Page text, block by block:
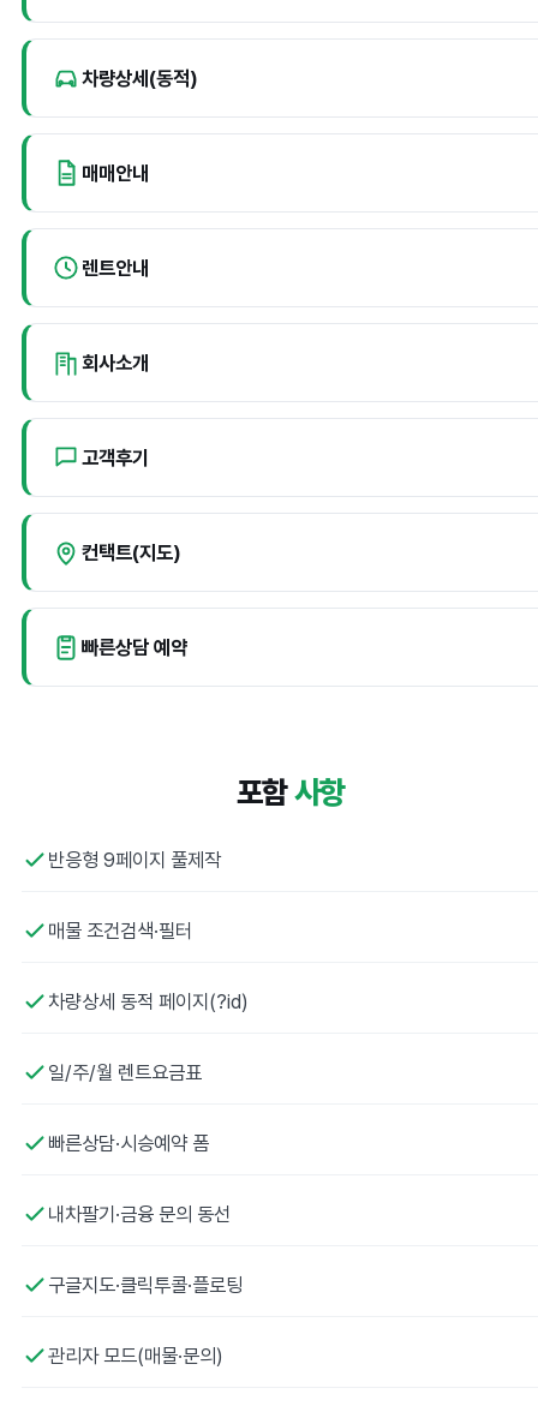
차량상세(동적)
매매안내
렌트안내
회사소개
고객후기
컨택트(지도)
빠른상담 예약
포함사항
반응형 9페이지 풀제작
매물 조건검색·필터
차량상세 동적 페이지(?id)
일/주/월 렌트요금표
빠른상담·시승예약 폼
내차팔기·금융 문의 동선
구글지도·클릭투콜·플로팅
관리자 모드(매물·문의)